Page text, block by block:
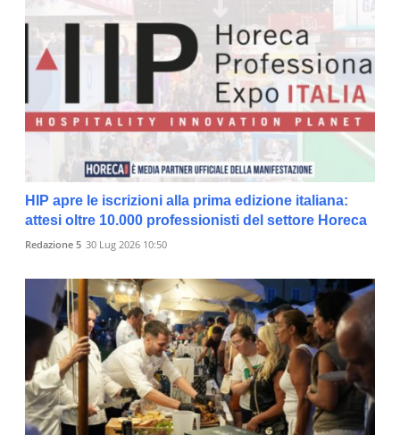
HIP apre le iscrizioni alla prima edizione italiana:
attesi oltre 10.000 professionisti del settore Horeca
Redazione 5 30 Lug 2026 10:50